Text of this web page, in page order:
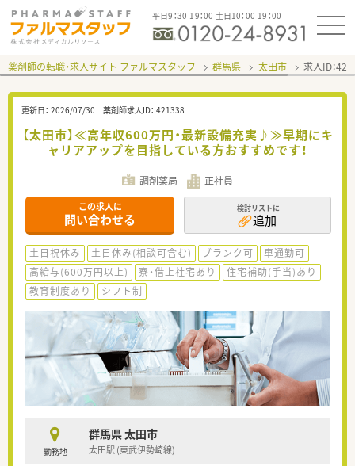
平日9：30-19：00 土日10：00-19：00
薬剤師の転職・求人サイト ファルマスタッフ 群馬県 太田市 求人ID：
更新日： 2026/07/30 薬剤師求人ID： 421338
【太田市】≪高年収600万円・最新設備充実♪≫早期にキ
ャリアアップを目指している方おすすめです！
調剤薬局 正社員
この求人に
問い合わせる
検討リストに
追加
土日祝休み 土日休み(相談可含む) ブランク可
車通勤可
高給与(600万円以上)
寮・借上社宅あり
住宅補助(手当)あり
教育制度あり
シフト制
勤務地
群馬県 太田市
太田駅 (東武伊勢崎線)